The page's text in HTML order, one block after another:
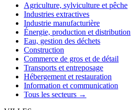
Agriculture, sylviculture et pêche
Industries extractives
Industrie manufacturière
Énergie, production et distribution
Eau, gestion des déchets
Construction
Commerce de gros et de détail
Transports et entreposage
Hébergement et restauration
Information et communication
Tous les secteurs →